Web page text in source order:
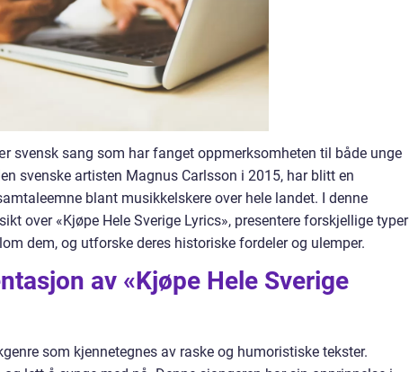
svensk sang som har fanget oppmerksomheten til både unge
svenske artisten Magnus Carlsson i 2015, har blitt en
blant musikkelskere over hele landet. I denne
over «Kjøpe Hele Sverige Lyrics», presentere forskjellige typer
dem, og utforske deres historiske fordeler og ulemper.
av «Kjøpe Hele Sverige
som kjennetegnes av raske og humoristiske tekster.